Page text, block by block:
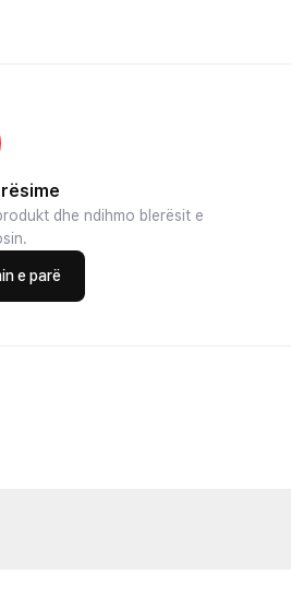
dhe ndihmo blerësit e
e parë